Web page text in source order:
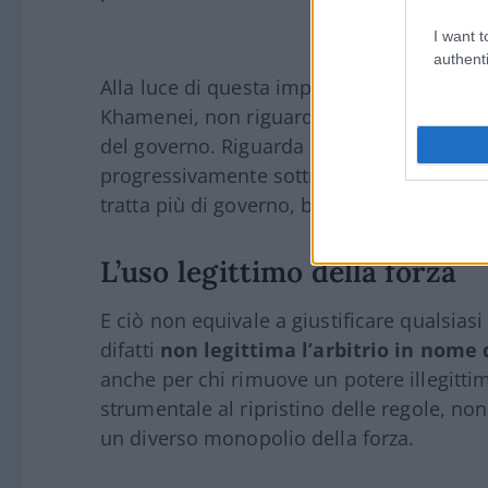
I want
Alla luce di questa impostazione, la
Khamenei, non riguarda la simpatia o
del governo. Riguarda la
perdita di
progressivamente sottratto a ogni
tratta più di governo, bensì di dominio.
L’uso legittimo della forza
E ciò non equivale a giustificare
difatti non legittima l’arbitrio in nome
anche per chi rimuove un potere
strumentale al ripristino delle regole,
un diverso monopolio della forza.